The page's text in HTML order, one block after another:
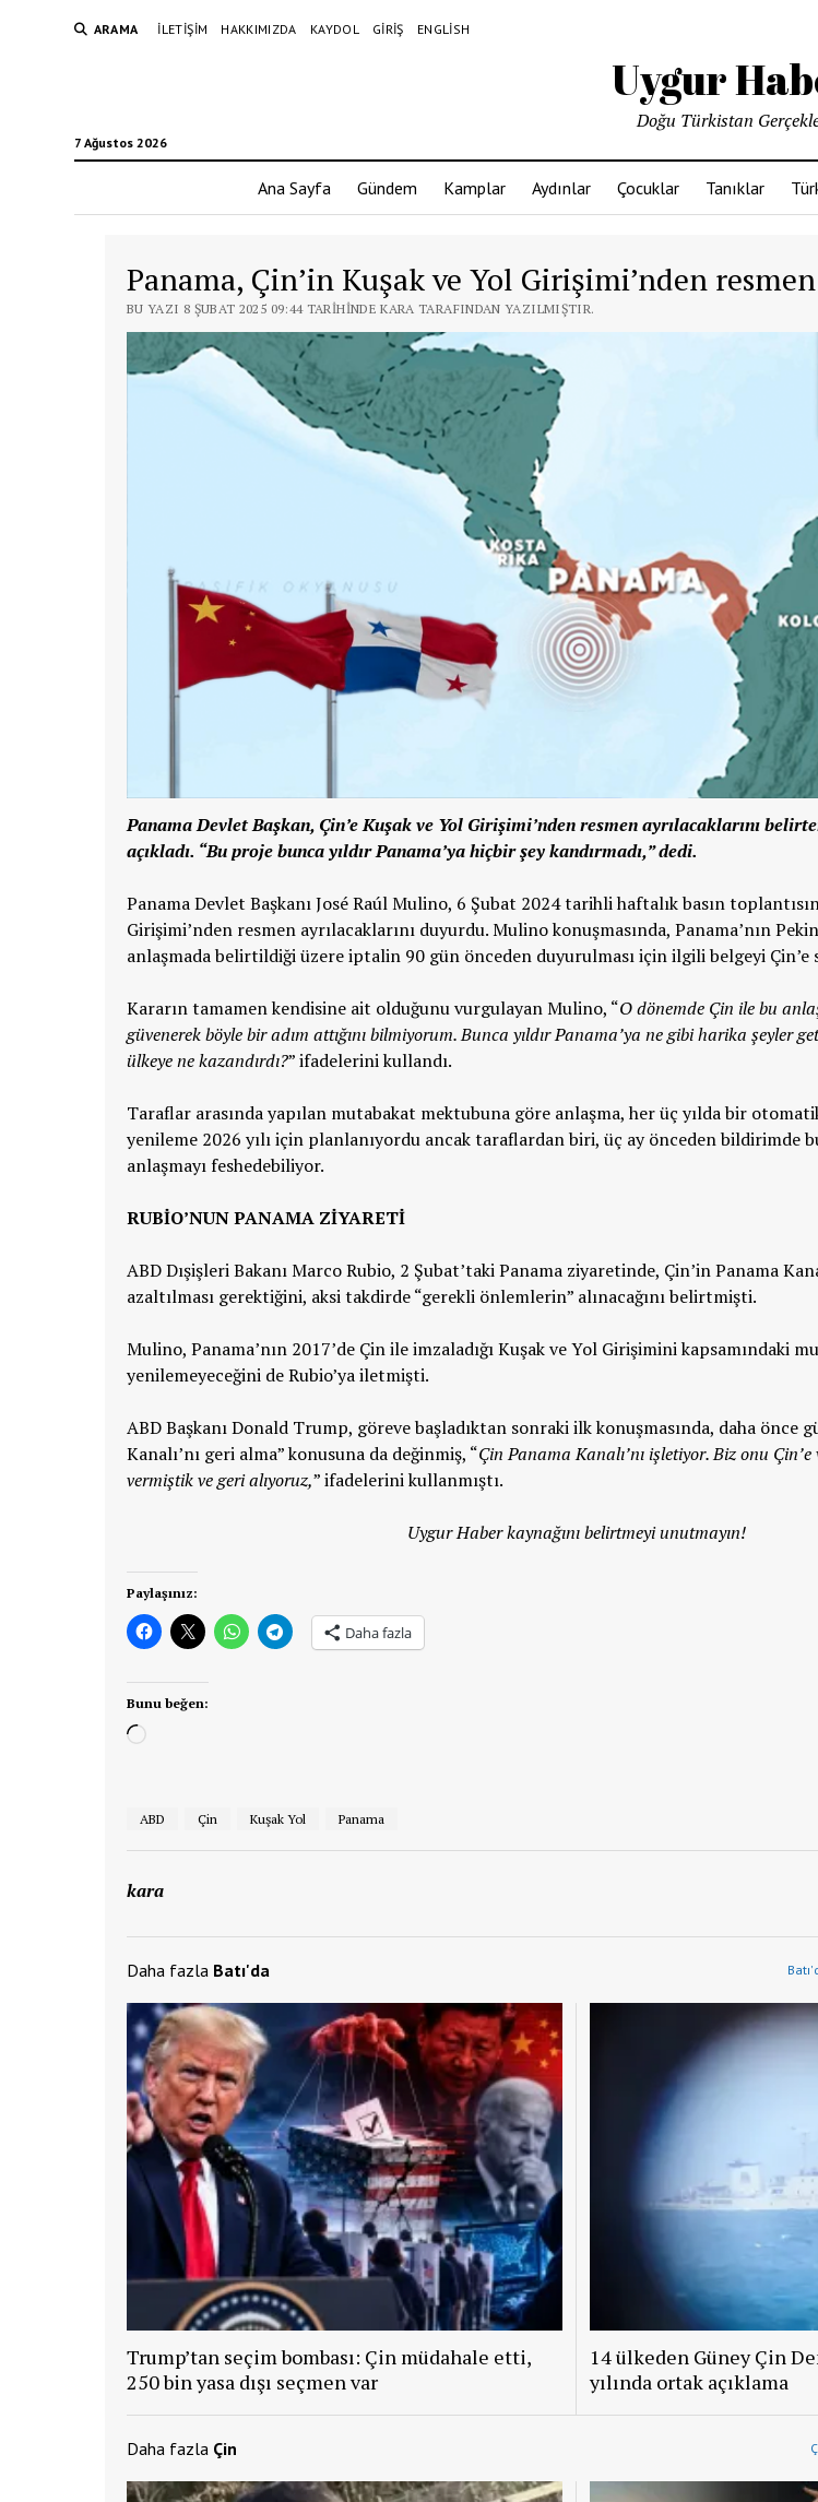
ARAMA İLETIŞIM HAKKIMIZDA KAYDOL GIRIŞ ENGLISH
Uygur
7 Ağustos 2026
Doğu Türkistan
Ana Sayfa Gündem Kamplar Aydınlar Çocuklar Tanıklar
Panama, Çin’in Kuşak ve Yol Girişimi’nden
BU YAZI 8 ŞUBAT 2025 09:44 TARIHINDE KARA TARAFINDAN YAZILMIŞTIR.
Panama Devlet Başkan, Çin’e Kuşak ve Yol Girişimi’nden resmen ayrılacaklarını
açıkladı. “Bu proje bunca yıldır Panama’ya hiçbir şey kandırmadı,” dedi.
Panama Devlet Başkanı José Raúl Mulino, 6 Şubat 2024 tarihli haftalık basın
Girişimi’nden resmen ayrılacaklarını duyurdu. Mulino konuşmasında, Panama’nın
anlaşmada belirtildiği üzere iptalin 90 gün önceden duyurulması için ilgili belgeyi
Kararın tamamen kendisine ait olduğunu vurgulayan Mulino, “O dönemde Çin ile bu
güvenerek böyle bir adım attığını bilmiyorum. Bunca yıldır Panama’ya ne gibi harika şeyler
ülkeye ne kazandırdı?” ifadelerini kullandı.
Taraflar arasında yapılan mutabakat mektubuna göre anlaşma, her üç yılda bir
yenileme 2026 yılı için planlanıyordu ancak taraflardan biri, üç ay önceden bildirimde
anlaşmayı feshedebiliyor.
RUBİO’NUN PANAMA ZİYARETİ
ABD Dışişleri Bakanı Marco Rubio, 2 Şubat’taki Panama ziyaretinde, Çin’in Panama
azaltılması gerektiğini, aksi takdirde “gerekli önlemlerin” alınacağını belirtmişti.
Mulino, Panama’nın 2017’de Çin ile imzaladığı Kuşak ve Yol Girişimini kapsamındaki
yenilemeyeceğini de Rubio’ya iletmişti.
ABD Başkanı Donald Trump, göreve başladıktan sonraki ilk konuşmasında, daha önce
Kanalı’nı geri alma” konusuna da değinmiş, “Çin Panama Kanalı’nı işletiyor. Biz onu
vermiştik ve geri alıyoruz,” ifadelerini kullanmıştı.
Uygur Haber kaynağını belirtmeyi unutmayın!
Paylaşınız:
Daha fazla
Bunu beğen:
Yükleniyor...
ABD Çin Kuşak Yol Panama
kara
Daha fazla Batı'da
Trump’tan seçim bombası: Çin müdahale etti,
250 bin yasa dışı seçmen var
14 ülkeden Güney Çin
yılında ortak açıklama
Daha fazla Çin